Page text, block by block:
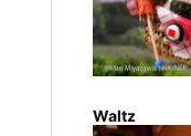
Waltz